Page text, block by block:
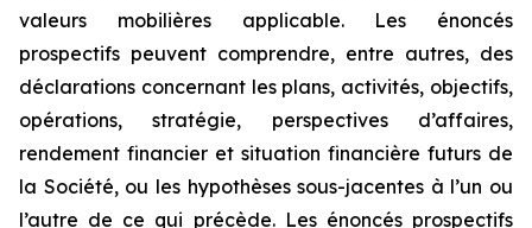
valeurs mobilières applicable. Les énoncés
prospectifs peuvent comprendre, entre autres, des
déclarations concernant les plans, activités, objectifs,
opérations, stratégie, perspectives d’affaires,
rendement financier et situation financière futurs de
la Société, ou les hypothèses sous-jacentes à l’un ou
l’autre de ce qui précède. Les énoncés prospectifs